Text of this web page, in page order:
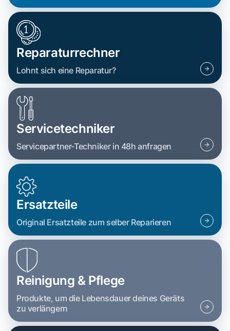
Reparaturrechner
Lohnt sich eine Reparatur?
Servicetechniker
Servicepartner-Techniker in 48h anfragen
Ersatzteile
Original Ersatzteile zum selber Reparieren
Reinigung & Pflege
Produkte, um die Lebensdauer deines Geräts
zu verlängern